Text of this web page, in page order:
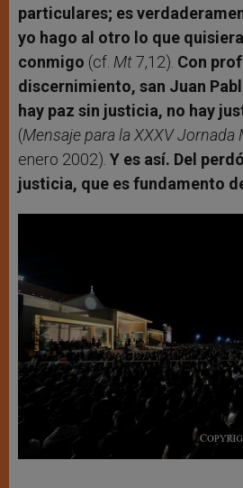
particulares; es
yo hago al otro lo que
conmigo (cf. Mt7,12). Con
discernimiento, san Juan
hay paz sin justicia, no hay
(Mensaje para la XXXV Jornada
enero 2002). Y es así. Del
justicia, que es fundamento